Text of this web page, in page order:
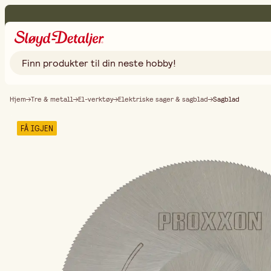
Hjem Tre & metall El-verktøy Elektriske sager & sagblad Sagblad
FÅ IGJEN